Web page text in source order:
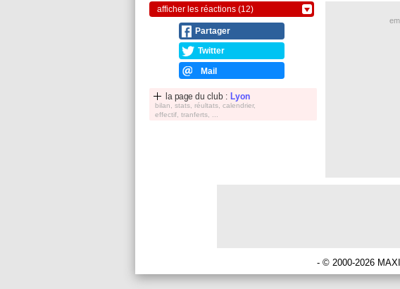
afficher les réactions (12)
Partager
Twitter
Mail
la page du club : Lyon
bilan, stats, réultats, calendrier,
effectif, tranferts, ...
- © 2000-2026